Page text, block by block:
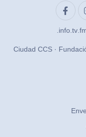
.info.tv
Ciudad CCS ·